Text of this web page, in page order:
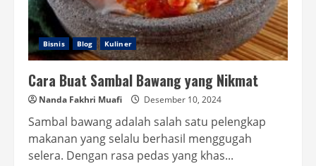
Bisnis Blog Kuliner
Cara Buat Sambal Bawang yang Nikmat
Nanda Fakhri Muafi Desember 10, 2024
Sambal bawang adalah salah satu pelengkap
makanan yang selalu berhasil menggugah
selera. Dengan rasa pedas yang khas...